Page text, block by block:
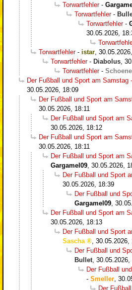
Torwartfehler-
Torwartfehler-
Torwartfehler-
30.05.2026,
Torwartfehler- istar
Torwartfehler- Diabolus
Torwartfehler-
Der Fußball und Sport am Samstag
30.05.2026, 18:09
Der Fußball und Sport am
30.05.2026, 18:11
Der Fußball und Sport am
30.05.2026, 18:12
Der Fußball und Sport am
30.05.2026, 18:11
Der Fußball und Sport am
Gargamel09 30.05.2026,
Der Fußball und Sport
30.05.2026, 18:39
Der Fußball und
Gargamel09
Der Fußball und Sport am
30.05.2026, 18:13
Der Fußball und Sport
Sascha
30.05.2026,
Der Fußball und
Bullet 30.05.2026,
Der Fußball
- Smeller
Der